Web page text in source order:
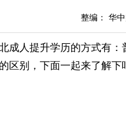
整编： 华
成人提升学历的方式有
区别，下面一起来了解下